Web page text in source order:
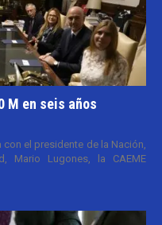
M en seis años
con el presidente de la Nación,
Mario Lugones, la CAEME